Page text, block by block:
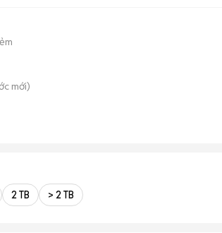
mới)
2 TB > 2 TB